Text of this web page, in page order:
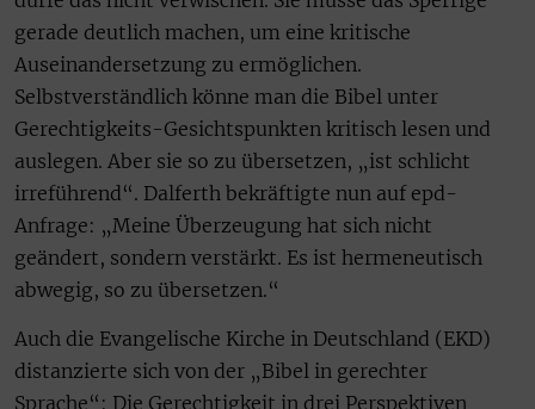
gerade deutlich machen, um eine kritische
Auseinandersetzung zu ermöglichen.
Selbstverständlich könne man die Bibel unter
Gerechtigkeits-Gesichtspunkten kritisch lesen und
auslegen. Aber sie so zu übersetzen, „ist schlicht
irreführend“. Dalferth bekräftigte nun auf epd-
Anfrage: „Meine Überzeugung hat sich nicht
geändert, sondern verstärkt. Es ist hermeneutisch
abwegig, so zu übersetzen.“
Auch die Evangelische Kirche in Deutschland (EKD)
distanzierte sich von der „Bibel in gerechter
Sprache“: Die Gerechtigkeit in drei Perspektiven